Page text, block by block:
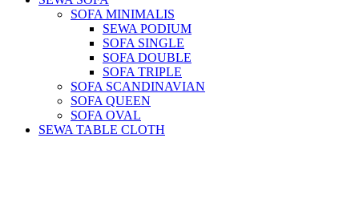
SOFA MINIMALIS
SEWA PODIUM
SOFA SINGLE
SOFA DOUBLE
SOFA TRIPLE
SOFA SCANDINAVIAN
SOFA QUEEN
SOFA OVAL
SEWA TABLE CLOTH